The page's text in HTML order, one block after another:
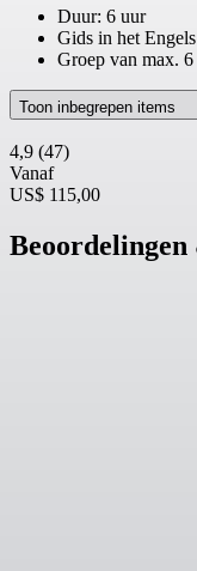
Duur: 6 uur
Gids in het Engels
Groep van max. 6
Toon inbegrepen items
4,9 (47)
Vanaf
US$ 115,00